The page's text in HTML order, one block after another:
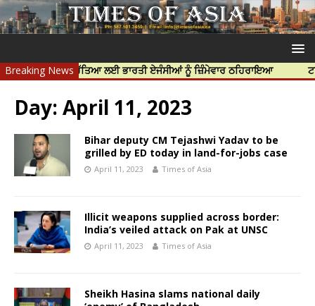
Breaking News
ਦੀ ਹੱਤਿਆ ਲਈ ਭਾਰਤੀ ਏਜੰਸੀਆਂ ਨੂੰ ਜ਼ਿੰਮੇਵਾਰ ਠਹਿਰਾਇਆ ਟਰੱਸਟਡ
Day: April 11, 2023
Bihar deputy CM Tejashwi Yadav to be
grilled by ED today in land-for-jobs case
April 11, 2023 Times of Asia
Illicit weapons supplied across border:
India’s veiled attack on Pak at UNSC
April 11, 2023 Times of Asia
Sheikh Hasina slams national daily